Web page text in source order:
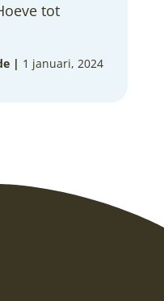
tot
| 1 januari, 2024